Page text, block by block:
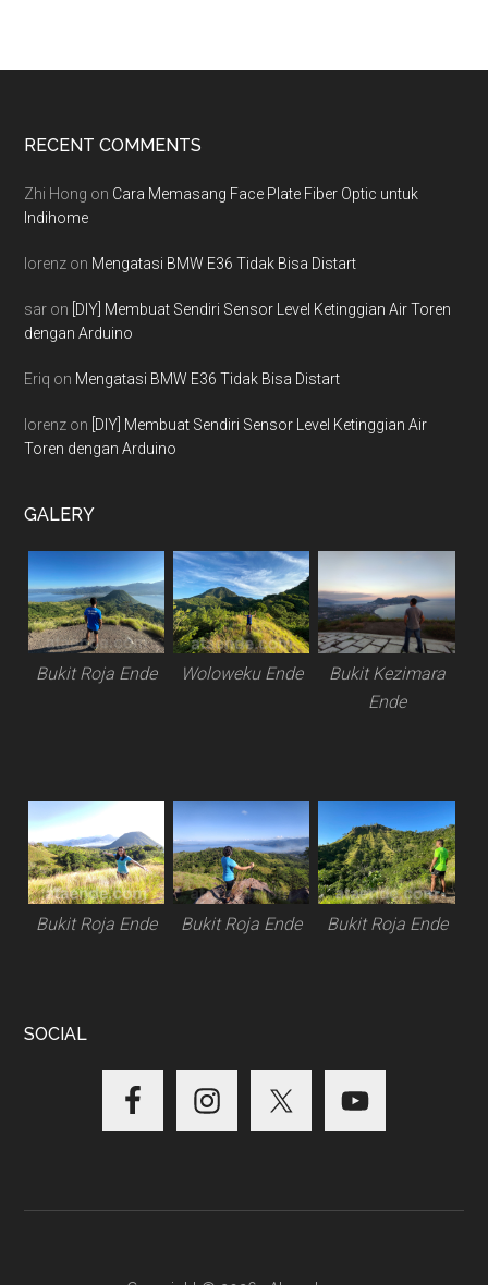
Footer
RECENT COMMENTS
Zhi Hong on Cara Memasang Face Plate Fiber Optic untuk
Indihome
lorenz on Mengatasi BMW E36 Tidak Bisa Distart
sar on [DIY] Membuat Sendiri Sensor Level Ketinggian Air Toren
dengan Arduino
Eriq on Mengatasi BMW E36 Tidak Bisa Distart
lorenz on [DIY] Membuat Sendiri Sensor Level Ketinggian Air
Toren dengan Arduino
GALERY
Bukit Roja Ende Woloweku Ende
Bukit Kezimara
Ende
Bukit Roja Ende Bukit Roja Ende Bukit Roja Ende
SOCIAL